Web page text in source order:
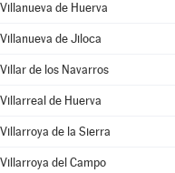
Villanueva de Huerva
Villanueva de Jiloca
Villar de los Navarros
Villarreal de Huerva
Villarroya de la Sierra
Villarroya del Campo